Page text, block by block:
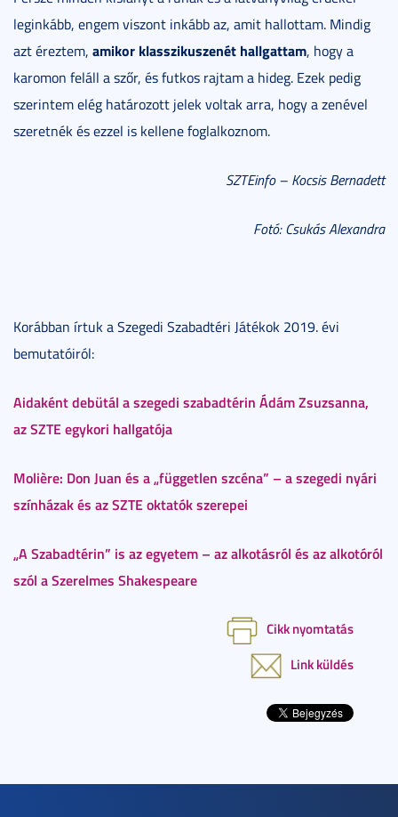
leginkább, engem viszont inkább az, amit hallottam. Mindig
azt éreztem, amikor klasszikuszenét hallgattam, hogy a
karomon feláll a szőr, és futkos rajtam a hideg. Ezek pedig
szerintem elég határozott jelek voltak arra, hogy a zenével
szeretnék és ezzel is kellene foglalkoznom.
SZTEinfo – Kocsis Bernadett
Fotó: Csukás Alexandra
Korábban írtuk a Szegedi Szabadtéri Játékok 2019. évi
bemutatóiról:
Aidaként debütál a szegedi szabadtérin Ádám Zsuzsanna,
az SZTE egykori hallgatója
Molière: Don Juan és a „független szcéna” – a szegedi nyári
színházak és az SZTE oktatók szerepei
„A Szabadtérin” is az egyetem – az alkotásról és az alkotóról
szól a Szerelmes Shakespeare
Cikk nyomtatás
Link küldés